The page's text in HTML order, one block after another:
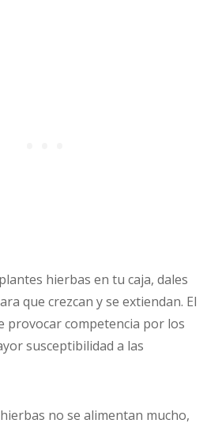
hierbas en tu caja, dales
que crezcan y se extiendan. El
provocar competencia por los
susceptibilidad a las
no se alimentan mucho,